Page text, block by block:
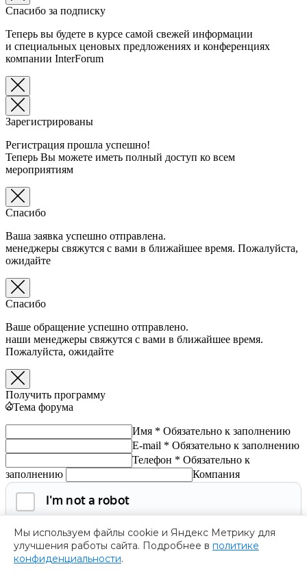
Мы используем файлы cookie и Яндекс Метрику для
улучшения работы сайта. Подробнее в политике
конфиденциальности.
Спасибо за подписку
Теперь вы будете в курсе самой свежей информации
и специальных ценовых предложениях и конференциях
компании InterForum
Зарегистрированы
Регистрация прошла успешно!
Теперь Вы можете иметь полный доступ ко всем
мероприятиям
Спасибо
Ваша заявка успешно отправлена.
менеджеры свяжутся с вами в ближайшее время. Пожалуйста,
ожидайте
Спасибо
Ваше обращение успешно отправлено.
наши менеджеры свяжутся с вами в ближайшее время.
Пожалуйста, ожидайте
Получить программу
Тема форума
Имя * Обязательно к заполнению
E-mail * Обязательно к заполнению
Телефон * Обязательно к
заполнению
Компания